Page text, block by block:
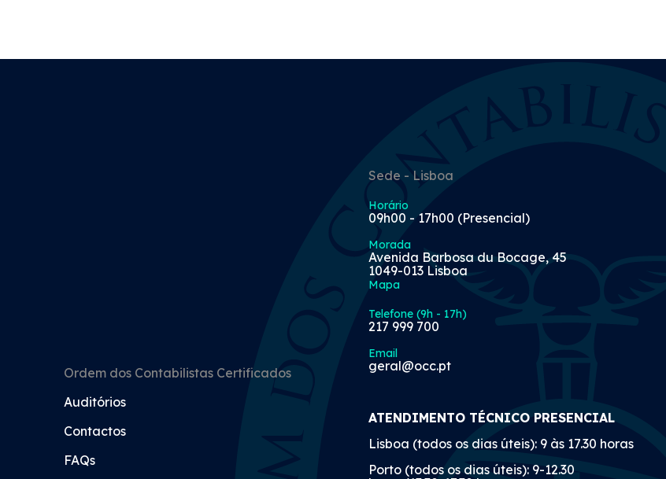
Ordem dos Contabilistas Certificados
Auditórios
Contactos
FAQs
Sede - Lisboa
Horário
09h00 - 17h00 (Presencial)
Morada
Avenida Barbosa du Bocage, 45
1049-013 Lisboa
Mapa
Telefone (9h - 17h)
217 999 700
Email
geral@occ.pt
ATENDIMENTO TÉCNICO PRESENCIAL
Lisboa (todos os dias úteis): 9 às 17.30 horas
Porto (todos os dias úteis): 9-12.30